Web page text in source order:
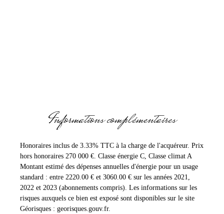
Informations complémentaires
Honoraires inclus de 3.33% TTC à la charge de l'acquéreur. Prix
hors honoraires 270 000 €. Classe énergie C, Classe climat A
Montant estimé des dépenses annuelles d'énergie pour un usage
standard : entre 2220.00 € et 3060.00 € sur les années 2021,
2022 et 2023 (abonnements compris). Les informations sur les
risques auxquels ce bien est exposé sont disponibles sur le site
Géorisques : georisques.gouv.fr.